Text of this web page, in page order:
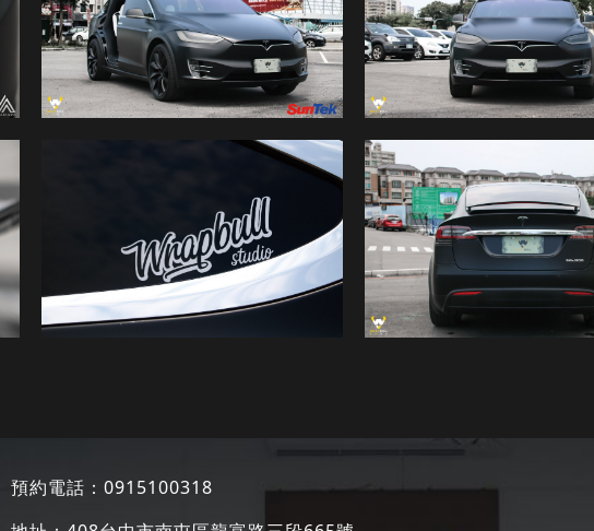
預約電話：0915100318